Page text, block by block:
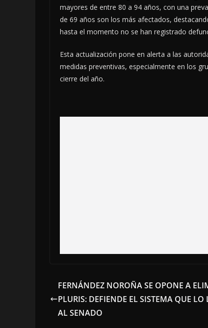
mayores de entre 80 a 94 años, con una
de 69 años son los más afectados,
hasta el momento no se han registrado
Esta actualización pone en alerta a las
medidas preventivas, especialmente en los
cierre del año.
FERNÁNDEZ NOROÑA SE OPONE A
PLURIS: DEFIENDE EL SISTEMA QUE LO
AL SENADO